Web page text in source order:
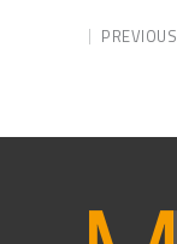
PREVIOUS